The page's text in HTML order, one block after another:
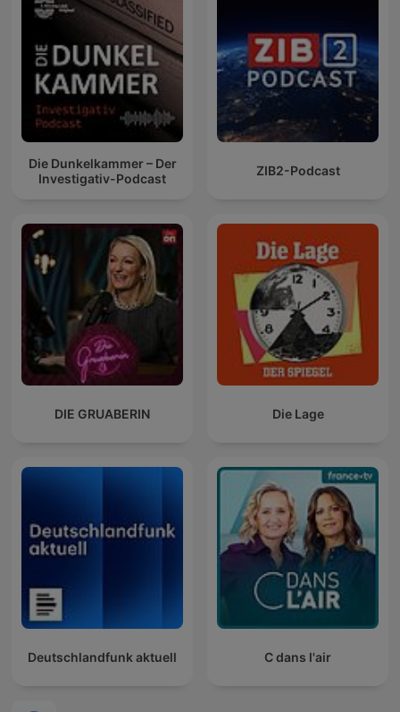
Die Dunkelkammer – Der
Investigativ-Podcast
ZIB2-Podcast
DIE GRUABERIN Die Lage
Deutschlandfunk aktuell C dans l'air